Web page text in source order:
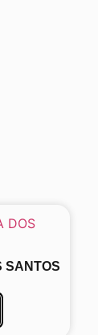
SANTOS